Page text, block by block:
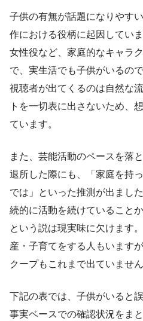
子供の有無が話題になりやす
作における役柄に起因してい
女性役など、家庭的なキャラ
で、実生活でも子供がいるの
視聴者が出てくるのは自然な
トを一切表に出さないため、
ています。
また、芸能活動のペースを落
退所した際にも、「家庭を持
では」といった推測が出まし
続的に活動を続けていること
という説は現実味に欠けます
産・子育てをする人もいます
クープもこれまで出ていません
下記の表では、子供がいると
事実ベースでの確認状況をまと